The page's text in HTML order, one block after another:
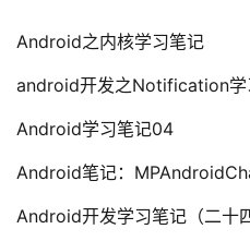
Android之内核学习笔记
android开发之Notification学
Android学习笔记04
Android笔记：
Android开发学习笔记（二十